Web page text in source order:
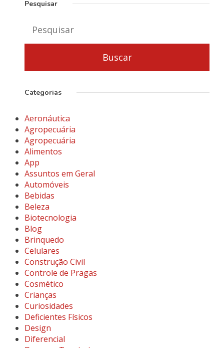
Pesquisar
Categorias
Aeronáutica
Agropecuária
Agropecuária
Alimentos
App
Assuntos em Geral
Automóveis
Bebidas
Beleza
Biotecnologia
Blog
Brinquedo
Celulares
Construção Civil
Controle de Pragas
Cosmético
Crianças
Curiosidades
Deficientes Físicos
Design
Diferencial